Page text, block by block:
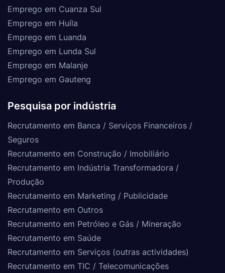
Emprego em Cuanza Sul
Emprego em Huíla
Emprego em Luanda
Emprego em Lunda Sul
Emprego em Malanje
Emprego em Gauteng
Pesquisa por indústria
Recrutamento em Banca / Serviços Financeiros /
Seguros
Recrutamento em Construção / Imobiliário
Recrutamento em Indústria Transformadora /
Produção
Recrutamento em Marketing / Publicidade
Recrutamento em Outros
Recrutamento em Petróleo e Gás / Mineração
Recrutamento em Saúde
Recrutamento em Serviços (outras actividades)
Recrutamento em TIC / Telecomunicações